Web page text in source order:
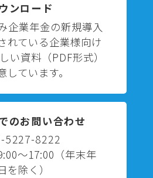
ンロード
企業年金の新規導入
れている企業様向け
い資料（PDF形式）
しています。
のお問い合わせ
5227-8222
～17:00 （年末年
を除く）